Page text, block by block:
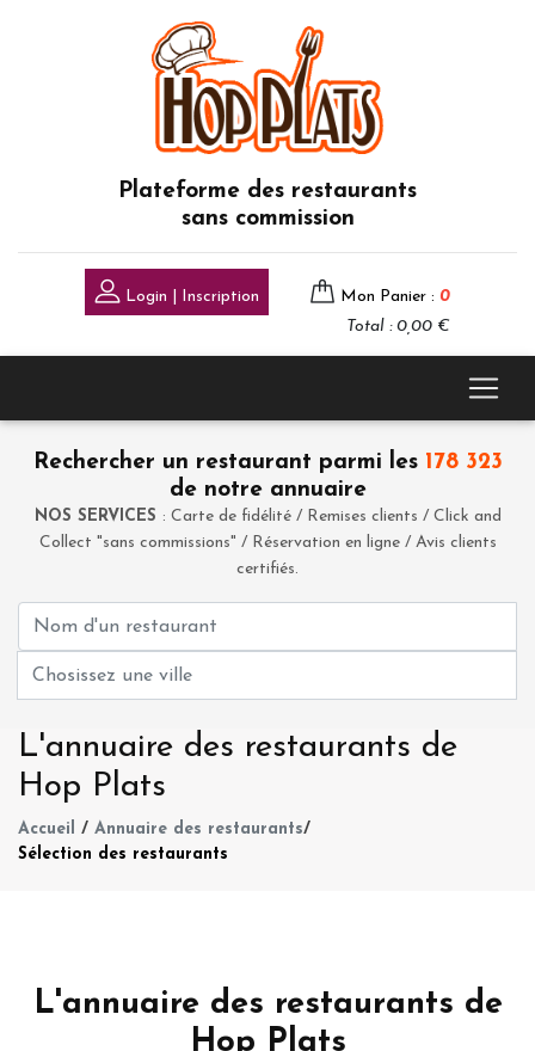
Plateforme des restaurants
sans commission
Login | Inscription Mon Panier : 0
Total : 0,00 €
Rechercher un restaurant parmi les 178 323
de notre annuaire
NOS SERVICES : Carte de fidélité / Remises clients / Click and
Collect "sans commissions" / Réservation en ligne / Avis clients
certifiés.
L'annuaire des restaurants de
Hop Plats
Accueil / Annuaire des restaurants/
Sélection des restaurants
L'annuaire des restaurants de
Hop Plats